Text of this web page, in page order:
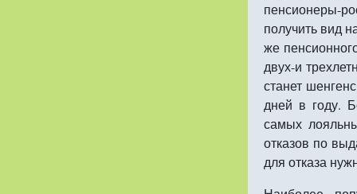
пенсионеры-
получить вид
же
двух-и
станет
дней в году.
самых
отказов по
для отказа